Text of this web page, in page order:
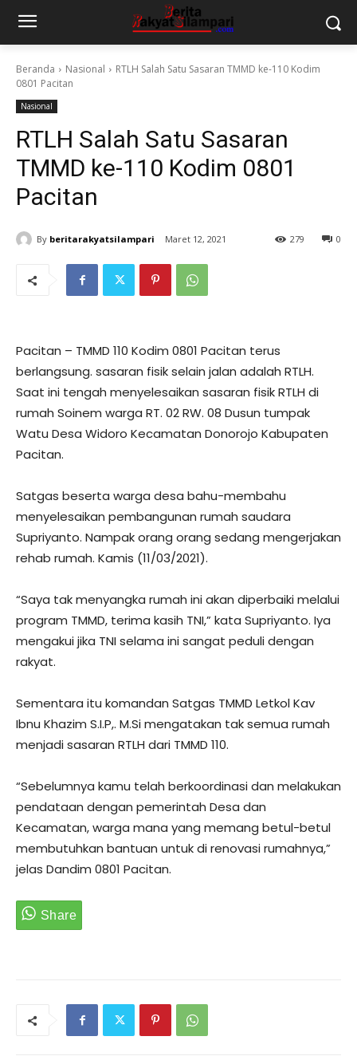
Beranda Nasional
RTLH Salah Satu Sasaran TMMD ke-110 Kodim
0801 Pacitan
Nasional
RTLH Salah Satu Sasaran
TMMD ke-110 Kodim 0801
Pacitan
By beritarakyatsilampari Maret 12, 2021 0
279
Pacitan – TMMD 110 Kodim 0801 Pacitan terus
berlangsung. sasaran fisik selain jalan adalah RTLH.
Saat ini tengah menyelesaikan sasaran fisik RTLH di
rumah Soinem warga RT. 02 RW. 08 Dusun tumpak
Watu Desa Widoro Kecamatan Donorojo Kabupaten
Pacitan.
Satgas beserta warga desa bahu-membahu
menyelesaikan pembangunan rumah saudara
Supriyanto. Nampak orang orang sedang mengerjakan
rehab rumah. Kamis (11/03/2021).
“Saya tak menyangka rumah ini akan diperbaiki melalui
program TMMD, terima kasih TNI,” kata Supriyanto. Iya
mengakui jika TNI selama ini sangat peduli dengan
rakyat.
Sementara itu komandan Satgas TMMD Letkol Kav
Ibnu Khazim S.I.P,. M.Si mengatakan tak semua rumah
menjadi sasaran RTLH dari TMMD 110.
“Sebelumnya kamu telah berkoordinasi dan melakukan
pendataan dengan pemerintah Desa dan
Kecamatan, warga mana yang memang betul-betul
membutuhkan bantuan untuk di renovasi rumahnya,”
jelas Dandim 0801 Pacitan.